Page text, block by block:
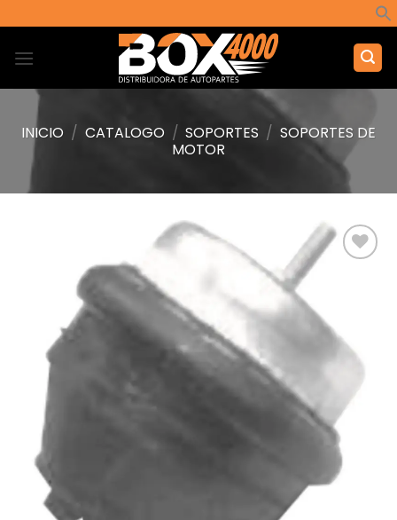
al
contenido
INICIO / CATALOGO / SOPORTES / SOPORTES DE
MOTOR
deseos